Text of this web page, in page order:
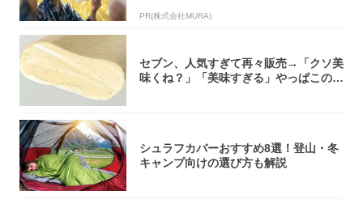
PR(株式会社MURA)
セブン、人気すぎて再々販売→「クソ美
味くね？」「美味すぎる」やっぱこのク
シュラフカバーおすすめ8選！登山・冬
キャンプ向けの選び方も解説